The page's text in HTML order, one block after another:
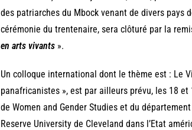
des patriarches du Mbock venant de divers pays
cérémonie du trentenaire, sera clôturé par la
en arts vivants».
Un colloque international dont le thème est : Le
panafricanistes », est par ailleurs prévu, les 18 et
de Women and Gender Studies et du
Reserve University de Cleveland dans l’Etat